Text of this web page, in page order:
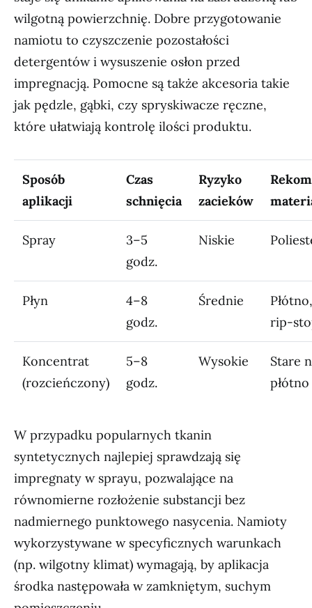
wilgotną powierzchnię. Dobre przygotowanie
namiotu to czyszczenie pozostałości
detergentów i wysuszenie osłon przed
impregnacją. Pomocne są także akcesoria takie
jak pędzle, gąbki, czy spryskiwacze ręczne,
które ułatwiają kontrolę ilości produktu.
Sposób
aplikacji
Czas
schnięcia
Ryzyko
zacieków
Spray
3–5
godz.
Niskie
Płyn
4–8
godz.
Średnie
rip-
Koncentrat
(rozcieńczony)
5–8
godz.
Wysokie
Stare
płótno
W przypadku popularnych tkanin
syntetycznych najlepiej sprawdzają się
impregnaty w sprayu, pozwalające na
równomierne rozłożenie substancji bez
nadmiernego punktowego nasycenia. Namioty
wykorzystywane w specyficznych warunkach
(np. wilgotny klimat) wymagają, by aplikacja
środka następowała w zamkniętym, suchym